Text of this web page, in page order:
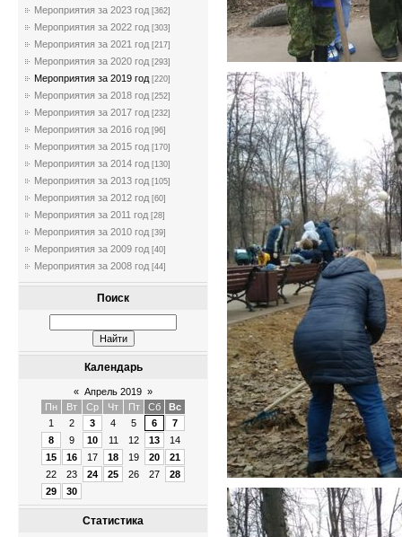
Мероприятия за 2023 год [362]
Мероприятия за 2022 год [303]
Мероприятия за 2021 год [217]
Мероприятия за 2020 год [293]
Мероприятия за 2019 год [220]
Мероприятия за 2018 год [252]
Мероприятия за 2017 год [232]
Мероприятия за 2016 год [96]
Мероприятия за 2015 год [170]
Мероприятия за 2014 год [130]
Мероприятия за 2013 год [105]
Мероприятия за 2012 год [60]
Мероприятия за 2011 год [28]
Мероприятия за 2010 год [39]
Мероприятия за 2009 год [40]
Мероприятия за 2008 год [44]
Поиск
Календарь
« Апрель 2019 »
Пн
Вт Ср Чт Пт Сб
Вс
1
2 3 4 5 6
7
8
9 10 11 12 13
14
15
16 17 18 19 20
21
22
23 24 25 26 27
28
29
30
Статистика